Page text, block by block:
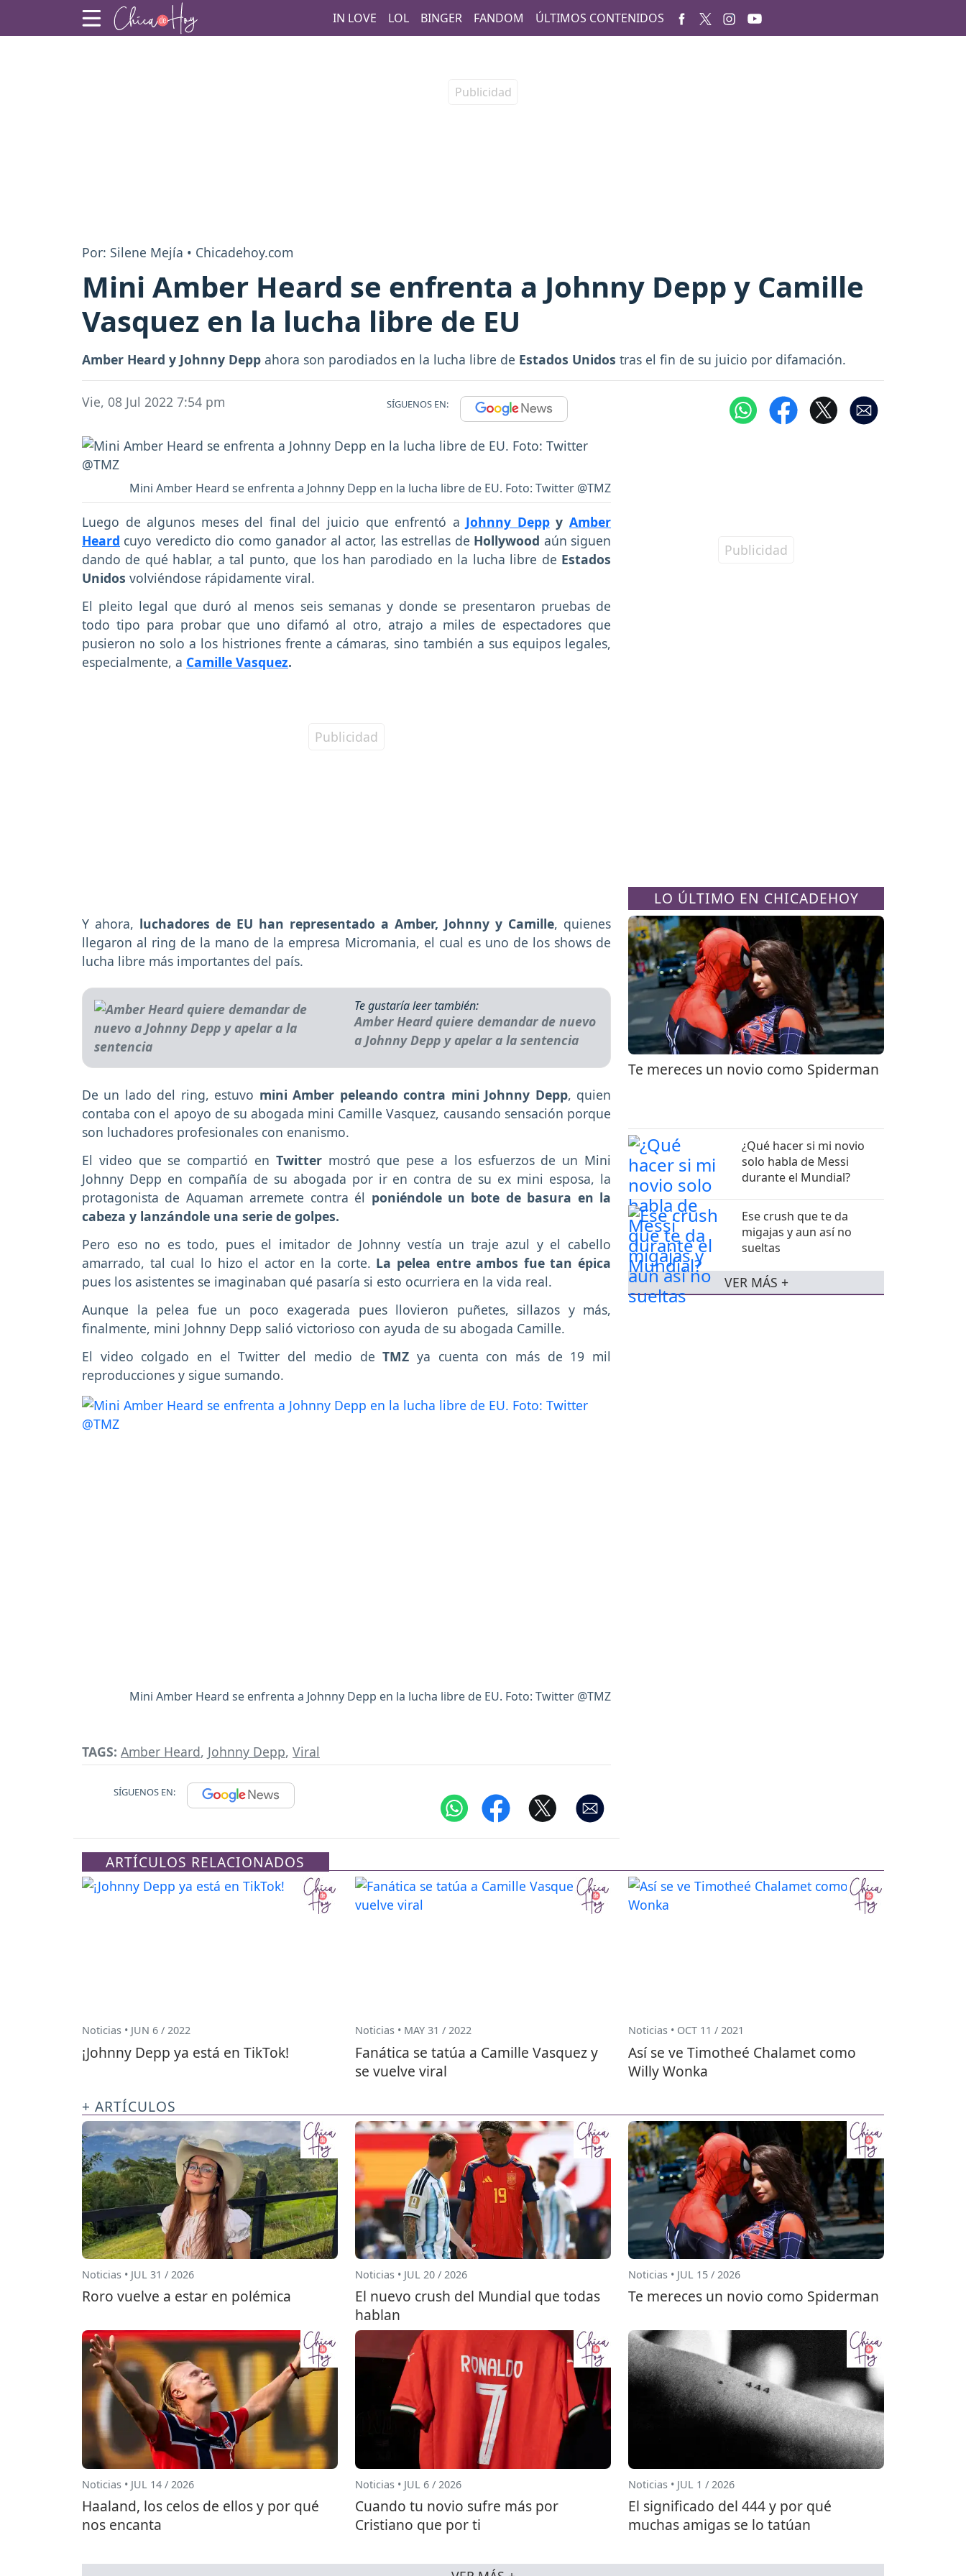
IN LOVE LOL BINGER FANDOM ÚLTIMOS CONTENIDOS
Por: Silene Mejía • Chicadehoy.com
Mini Amber Heard se enfrenta a Johnny Depp y Camille
Vasquez en la lucha libre de EU
Amber Heard y Johnny Depp ahora son parodiados en la lucha libre de Estados Unidos tras el fin de su juicio por difamación.
Vie, 08 Jul 2022 7:54 pm SÍGUENOS EN:
Mini Amber Heard se enfrenta a Johnny Depp en la lucha libre de EU. Foto: Twitter @TMZ
Luego de algunos meses del final del juicio que enfrentó a Johnny DeppyAmber
Heard cuyo veredicto dio como ganador al actor, las estrellas de Hollywood aún siguen
dando de qué hablar, a tal punto, que los han parodiado en la lucha libre de Estados
Unidos volviéndose rápidamente viral.
El pleito legal que duró al menos seis semanas y donde se presentaron pruebas de
todo tipo para probar que uno difamó al otro, atrajo a miles de espectadores que
pusieron no solo a los histriones frente a cámaras, sino también a sus equipos legales,
especialmente, a Camille Vasquez.
Y ahora, luchadores de EU han representado a Amber, Johnny y Camille, quienes
llegaron al ring de la mano de la empresa Micromania, el cual es uno de los shows de
lucha libre más importantes del país.
Te gustaría leer también:
Amber Heard quiere demandar de nuevo
a Johnny Depp y apelar a la sentencia
De un lado del ring, estuvo mini Amber peleando contra mini Johnny Depp, quien
contaba con el apoyo de su abogada mini Camille Vasquez, causando sensación porque
son luchadores profesionales con enanismo.
El video que se compartió en Twitter mostró que pese a los esfuerzos de un Mini
Johnny Depp en compañía de su abogada por ir en contra de su ex mini esposa, la
protagonista de Aquaman arremete contra él poniéndole un bote de basura en la
cabeza y lanzándole una serie de golpes.
Pero eso no es todo, pues el imitador de Johnny vestía un traje azul y el cabello
amarrado, tal cual lo hizo el actor en la corte. La pelea entre ambos fue tan épica
pues los asistentes se imaginaban qué pasaría si esto ocurriera en la vida real.
Aunque la pelea fue un poco exagerada pues llovieron puñetes, sillazos y más,
finalmente, mini Johnny Depp salió victorioso con ayuda de su abogada Camille.
El video colgado en el Twitter del medio deTMZ ya cuenta con más de 19 mil
reproducciones y sigue sumando.
Mini Amber Heard se enfrenta a Johnny Depp en la lucha libre de EU. Foto: Twitter @TMZ
TAGS: Amber Heard, Johnny Depp, Viral
SÍGUENOS EN:
LO ÚLTIMO EN CHICADEHOY
Te mereces un novio como Spiderman
¿Qué hacer si mi novio
solo habla de Messi
durante el Mundial?
Ese crush que te da
migajas y aun así no
sueltas
VER MÁS +
ARTÍCULOS RELACIONADOS
Noticias • JUN 6 / 2022
¡Johnny Depp ya está en TikTok!
Noticias • MAY 31 / 2022
Fanática se tatúa a Camille Vasquez y
se vuelve viral
Noticias • OCT 11 / 2021
Así se ve Timotheé Chalamet como
Willy Wonka
+ ARTÍCULOS
Noticias • JUL 31 / 2026
Roro vuelve a estar en polémica
Noticias • JUL 20 / 2026
El nuevo crush del Mundial que todas
hablan
Noticias • JUL 15 / 2026
Te mereces un novio como Spiderman
Noticias • JUL 14 / 2026
Haaland, los celos de ellos y por qué
nos encanta
Noticias • JUL 6 / 2026
Cuando tu novio sufre más por
Cristiano que por ti
Noticias • JUL 1 / 2026
El significado del 444 y por qué
muchas amigas se lo tatúan